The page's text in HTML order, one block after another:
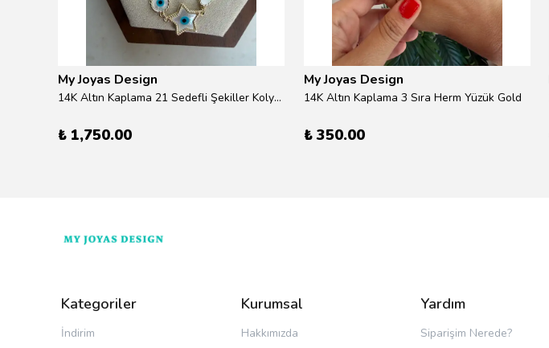
My Joyas Design
14K Altın Kaplama 21 Sedefli Şekiller Kolye 46cm
₺ 1,750.00
My Joyas Design
14K Altın Kaplama 3 Sıra Herm Yüzük Gold
₺ 350.00
Kategoriler
İndirim
Kurumsal
Hakkımızda
Yardım
Siparişim Nerede?